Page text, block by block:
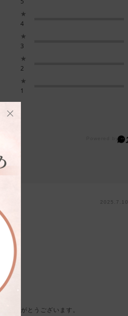
★
4
★
3
★
2
★
1
2025.7.10
ありがとうございます。